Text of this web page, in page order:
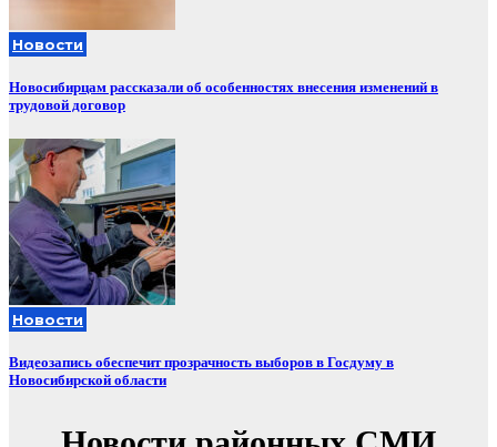
Новости
Новосибирцам рассказали об особенностях внесения изменений в
трудовой договор
Новости
Видеозапись обеспечит прозрачность выборов в Госдуму в
Новосибирской области